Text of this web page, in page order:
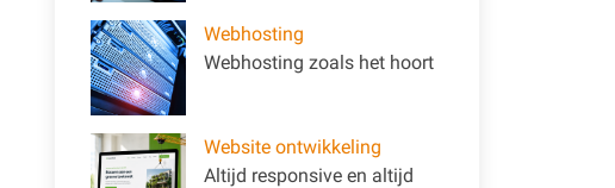
Webhosting
Webhosting zoals het hoort
Website ontwikkeling
Altijd responsive en altijd